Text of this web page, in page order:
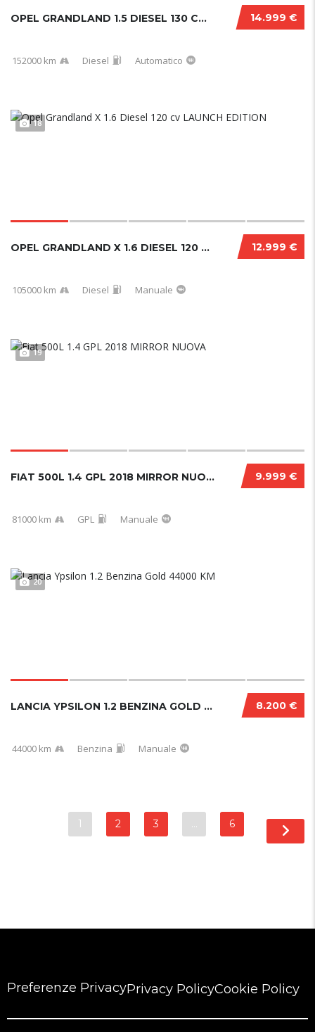
14.999 €
OPEL GRANDLAND 1.5 DIESEL 130 CV ULTIMATE 10/2022
152000 km Diesel Automatico
18
12.999 €
OPEL GRANDLAND X 1.6 DIESEL 120 CV LAUNCH EDITION
105000 km Diesel Manuale
19
9.999 €
FIAT 500L 1.4 GPL 2018 MIRROR NUOVA
81000 km GPL Manuale
20
8.200 €
LANCIA YPSILON 1.2 BENZINA GOLD 44000 KM
44000 km Benzina Manuale
1 2 3 … 6
Preferenze PrivacyPrivacy PolicyCookie Policy